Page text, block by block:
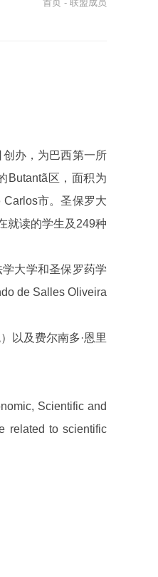
首页 - 联盟成员
办，为巴西第一所
Butantã区，面积为
市。圣保罗大
就读的学生及249种
大学和圣保罗药学
de Salles Oliveira
以及费尔南多·恩里
Scientific and
related to scientific